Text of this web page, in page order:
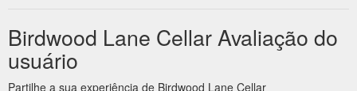
Birdwood Lane Cellar Avaliação do
usuário
Partilhe a sua experiência de Birdwood Lane Cellar